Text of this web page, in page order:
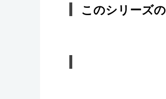
このシリーズ